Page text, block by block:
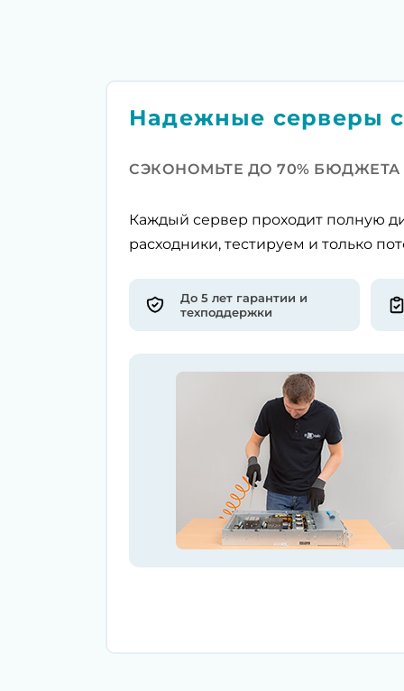
Надежные серверы
СЭКОНОМЬТЕ ДО 70% БЮДЖЕТА
Каждый сервер проходит полную
расходники, тестируем и только
До 5 лет гарантии и
техподдержки